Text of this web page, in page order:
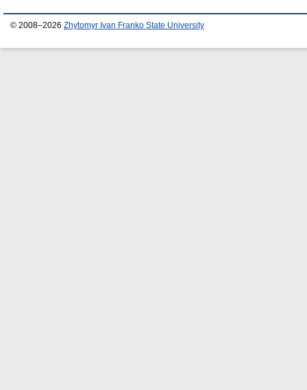
© 2008–2026 Zhytomyr Ivan Franko State University